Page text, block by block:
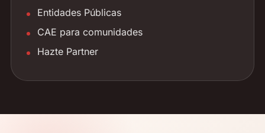
Entidades Públicas
CAE para comunidades
Hazte Partner